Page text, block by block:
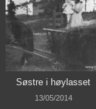
Søstre i høylasset
13/05/2014